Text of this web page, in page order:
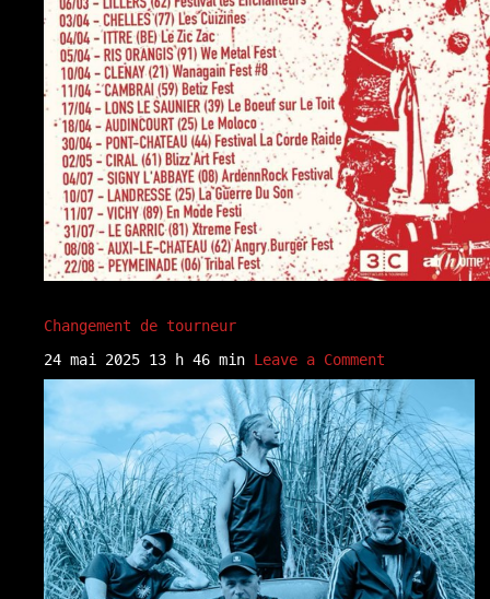
Changement de tourneur
24 mai 2025 13 h 46 min Leave a Comment